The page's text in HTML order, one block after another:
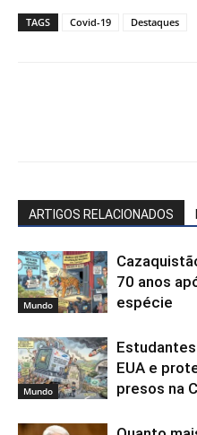
TAGS Covid-19 Destaques
ARTIGOS RELACIONADOS
Mundo
70 anos
espécie
Mundo
EUA e
presos na